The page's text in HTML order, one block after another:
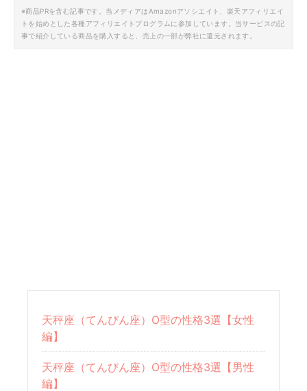
※商品PRを含む記事です。当メディアはAmazonアソシエイト、楽天アフィリエイ
トを始めとした各種アフィリエイトプログラムに参加しています。当サービスの記
事で紹介している商品を購入すると、売上の一部が弊社に還元されます。
天秤座（てんびん座）O型の性格3選【女性
編】
天秤座（てんびん座）O型の性格3選【男性
編】